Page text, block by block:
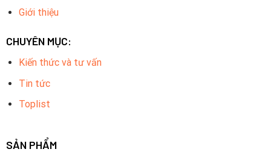
Giới thiệu
CHUYÊN MỤC:
Kiến thức và tư vấn
Tin tức
Toplist
SẢN PHẨM